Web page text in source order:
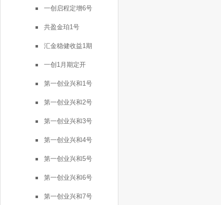
一创启程定增6号
共盈金珀1号
汇金稳健收益1期
一创1月期定开
第一创业兴和1号
第一创业兴和2号
第一创业兴和3号
第一创业兴和4号
第一创业兴和5号
第一创业兴和6号
第一创业兴和7号